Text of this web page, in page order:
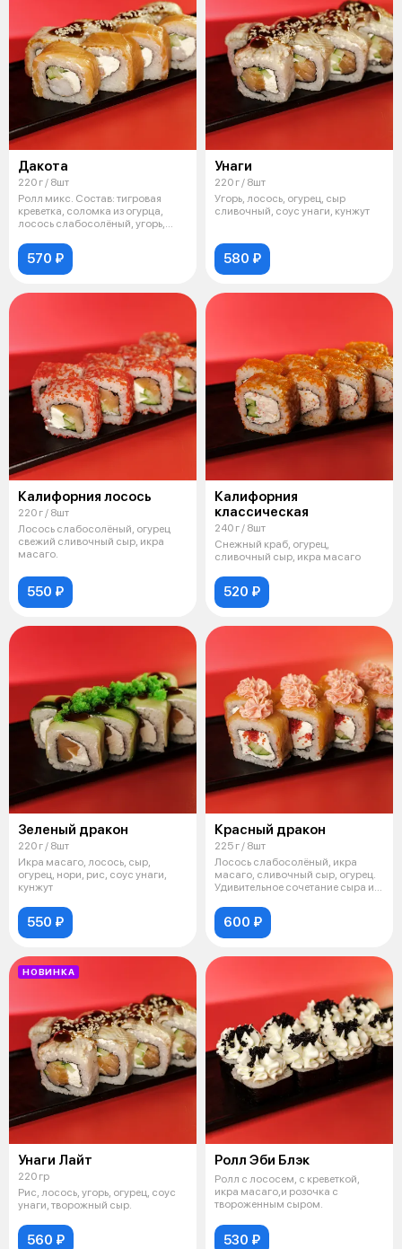
Дакота
220 г / 8шт
Ролл микс. Состав: тигровая
креветка, соломка из огурца,
лосось слабосолёный, угорь,
570 ₽
Унаги
220 г / 8шт
Угорь, лосось, огурец, сыр
сливочный, соус унаги, кунжут
580 ₽
Калифорния лосось
220 г / 8шт
Лосось слабосолёный, огурец
свежий сливочный сыр, икра
масаго.
550 ₽
Калифорния
классическая
240 г / 8шт
Снежный краб, огурец,
сливочный сыр, икра масаго
520 ₽
Зеленый дракон
220 г / 8шт
Икра масаго, лосось, сыр,
огурец, нори, рис, соус унаги,
кунжут
550 ₽
Красный дракон
225 г / 8шт
Лосось слабосолёный, икра
масаго, сливочный сыр, огурец.
Удивительное сочетание сыра и
600 ₽
НОВИНКА
Унаги Лайт
220 гр
Рис, лосось, угорь, огурец, соус
унаги, творожный сыр.
560 ₽
Ролл Эби Блэк
Ролл с лососем, с креветкой,
икра масаго,и розочка с
твороженным сыром.
530 ₽